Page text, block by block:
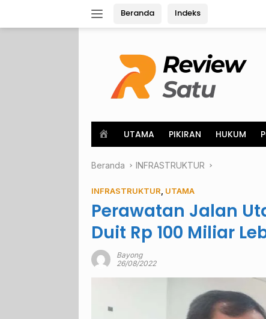
Beranda Indeks
o
e
UTAMA PIKIRAN HUKUM
Beranda INFRASTRUKTUR
INFRASTRUKTUR UTAMA
Perawatan Jalan
Duit Rp 100 Miliar
Bayong
26/08/2022